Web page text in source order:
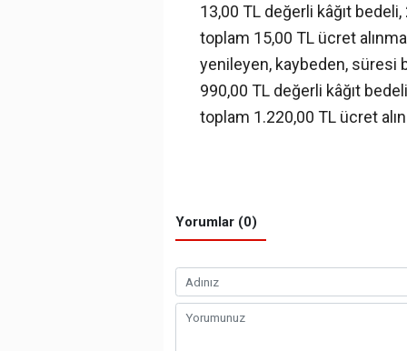
13,00 TL değerli kâğıt
toplam 15,00 TL ücret
yenileyen, kaybeden, süresi
990,00 TL değerli kâğıt
toplam 1.220,00 TL ücret
Yorumlar (0)